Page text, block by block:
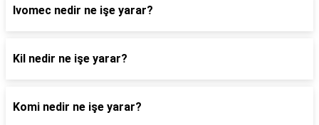
Ivomec nedir ne işe yarar?
Kil nedir ne işe yarar?
Komi nedir ne işe yarar?